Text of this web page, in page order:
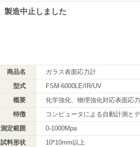
製造中止しました
商品名
ガラス表面応力計
型式
FSM-6000LE/IR/UV
概要
化学強化、物理強化対応表面応
特徴
コンピュータによる自動計測と
測定範囲
0-1000Mpa
試料形状
10*10mm以上